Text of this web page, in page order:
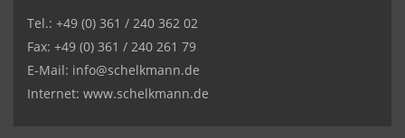
Tel.: +49 (0) 361 / 240 362 02
Fax: +49 (0) 361 / 240 261 79
E-Mail: info@schelkmann.de
Internet: www.schelkmann.de